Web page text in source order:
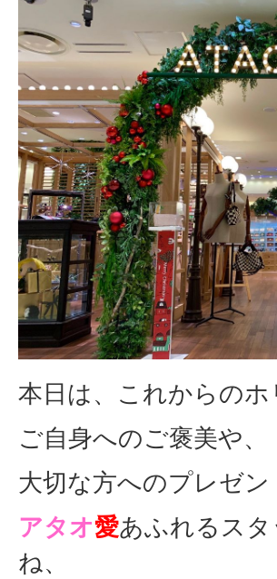
本日は、これからの
ご自身へのご褒美や、
大切な方へのプレゼ
アタオ愛あふれるス
ね、